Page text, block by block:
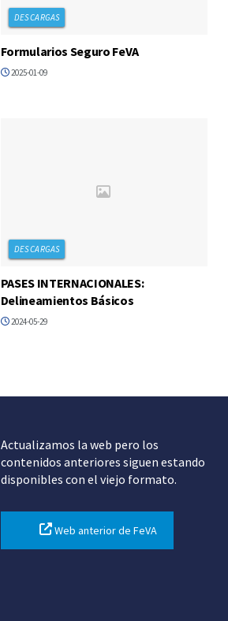
DESCARGAS
Formularios Seguro FeVA
2025-01-09
DESCARGAS
PASES INTERNACIONALES:
Delineamientos Básicos
2024-05-29
Actualizamos la web pero los
contenidos anteriores siguen estando
disponibles con el viejo formato.
Web anterior de FeVA